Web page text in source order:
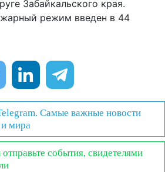
Забайкальского края.
режим введен в 44
Самые важные новости
мира
отправьте события, свидетелями